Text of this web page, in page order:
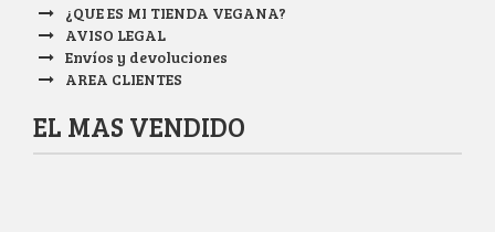
¿QUE ES MI TIENDA VEGANA?
AVISO LEGAL
Envíos y devoluciones
AREA CLIENTES
EL MAS VENDIDO